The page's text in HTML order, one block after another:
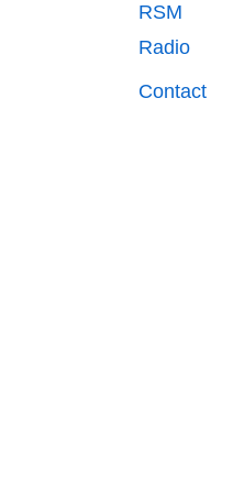
RSM
Radio
Contact